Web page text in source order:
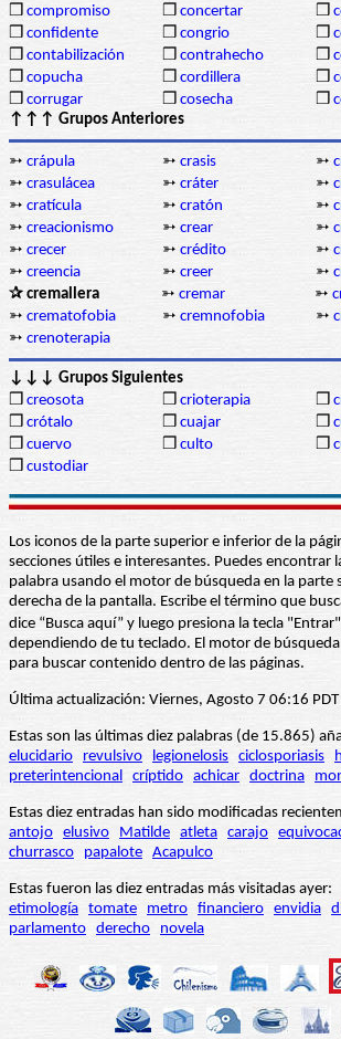
❒ compromiso ❒ concertar ❒
❒ confidente ❒ congrio ❒
❒ contabilización ❒ contrahecho ❒
❒ copucha ❒ cordillera ❒
❒ corrugar ❒ cosecha ❒
↑↑↑ Grupos Anteriores
➳ crápula ➳ crasis ➳
➳ crasulácea ➳ cráter ➳
➳ cratícula ➳ cratón ➳
➳ creacionismo ➳ crear ➳
➳ crecer ➳ crédito ➳
➳ creencia ➳ creer ➳
✰ cremallera
➳ cremar ➳
➳ crematofobia ➳ cremnofobia ➳
➳ crenoterapia
↓↓↓ Grupos Siguientes
❒ creosota ❒ crioterapia ❒
❒ crótalo ❒ cuajar ❒
❒ cuervo ❒ culto ❒
❒ custodiar
Los iconos de la parte superior e inferior de la
secciones útiles e interesantes. Puedes encontrar
palabra usando el motor de búsqueda en la parte
derecha de la pantalla. Escribe el término que
dice “Busca aquí” y luego presiona la tecla
dependiendo de tu teclado. El motor de
para buscar contenido dentro de las páginas.
Última actualización: Viernes, Agosto 7 06:16
Estas son las últimas diez palabras (de 15.865)
elucidario
revulsivo legionelosis ciclosporiasis
preterintencional críptido achicar doctrina
Estas diez entradas han sido modificadas
antojo elusivo Matilde atleta carajo
churrasco
papalote Acapulco
Estas fueron las diez entradas más visitadas ayer:
etimología tomate metro financiero envidia
parlamento derecho novela